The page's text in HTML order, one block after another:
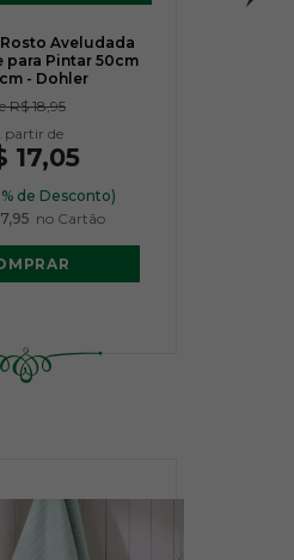
Aveludada
para Pintar 50cm
- Dohler
R$ 18,95
17,05
de Desconto)
no Cartão